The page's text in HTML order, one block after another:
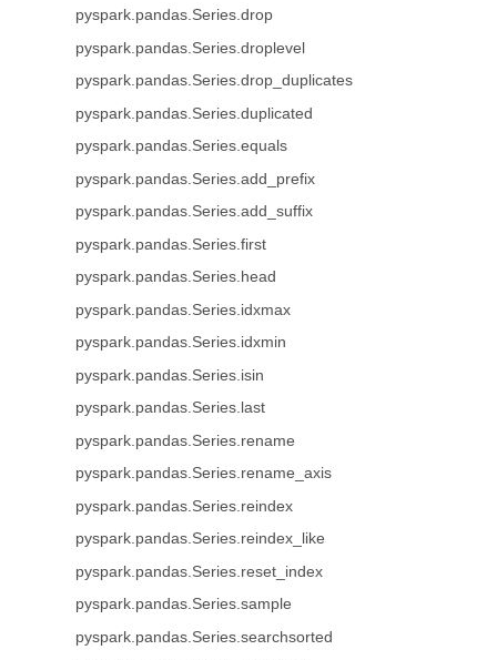
pyspark.pandas.Series.drop
pyspark.pandas.Series.droplevel
pyspark.pandas.Series.drop_duplicates
pyspark.pandas.Series.duplicated
pyspark.pandas.Series.equals
pyspark.pandas.Series.add_prefix
pyspark.pandas.Series.add_suffix
pyspark.pandas.Series.first
pyspark.pandas.Series.head
pyspark.pandas.Series.idxmax
pyspark.pandas.Series.idxmin
pyspark.pandas.Series.isin
pyspark.pandas.Series.last
pyspark.pandas.Series.rename
pyspark.pandas.Series.rename_axis
pyspark.pandas.Series.reindex
pyspark.pandas.Series.reindex_like
pyspark.pandas.Series.reset_index
pyspark.pandas.Series.sample
pyspark.pandas.Series.searchsorted